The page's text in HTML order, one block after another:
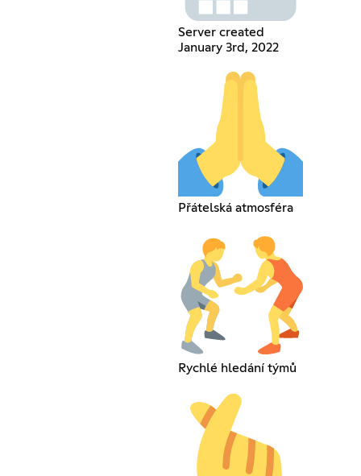
Server created
January 3rd, 2022
Přátelská atmosféra
Rychlé hledání týmů